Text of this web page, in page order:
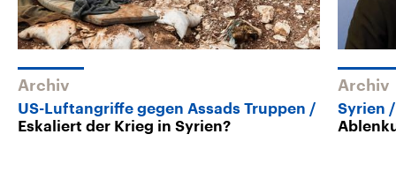
Archiv
US-Luftangriffe gegen Assads Truppen
Eskaliert der Krieg in Syrien?
Archiv
Syrien